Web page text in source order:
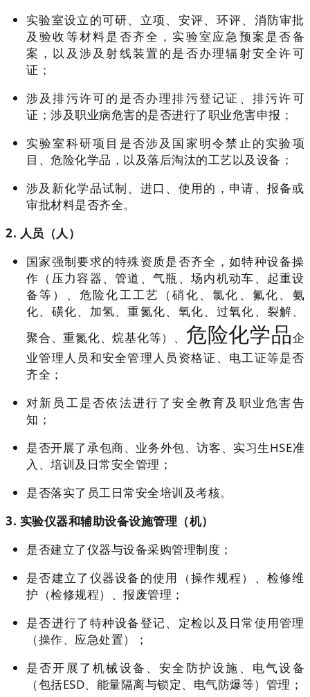
实验室设立的可研、立项、安评、环评、消防审批
及验收等材料是否齐全，实验室应急预案是否备
案，以及涉及射线装置的是否办理辐射安全许可
证；
涉及排污许可的是否办理排污登记证、排污许可
证；涉及职业病危害的是否进行了职业危害申报；
实验室科研项目是否涉及国家明令禁止的实验项
目、危险化学品，以及落后淘汰的工艺以及设备；
涉及新化学品试制、进口、使用的，申请、报备或
审批材料是否齐全。
2. 人员（人）
国家强制要求的特殊资质是否齐全，如特种设备操
作（压力容器、管道、气瓶、场内机动车、起重设
备等）、危险化工工艺（硝化、氯化、氟化、氨
化、磺化、加氢、重氮化、氧化、过氧化、裂解、
聚合、重氮化、烷基化等）、 危险化学品企
业管理人员和安全管理人员资格证、电工证等是否
齐全；
对新员工是否依法进行了安全教育及职业危害告
知；
是否开展了承包商、业务外包、访客、实习生HSE准
入、培训及日常安全管理；
是否落实了员工日常安全培训及考核。
3. 实验仪器和辅助设备设施管理（机）
是否建立了仪器与设备采购管理制度；
是否建立了仪器设备的使用（操作规程）、检修维
护（检修规程）、报废管理；
是否进行了特种设备登记、定检以及日常使用管理
（操作、应急处置）；
是否开展了机械设备、安全防护设施、电气设备
（包括ESD、能量隔离与锁定、电气防爆等）管理；